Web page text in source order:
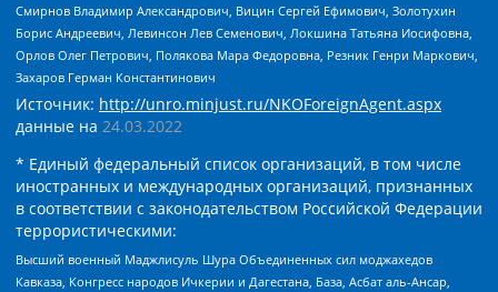
Смирнов Владимир Александрович, Вицин Сергей Ефимович, Золотухин
Борис Андреевич, Левинсон Лев Семенович, Локшина Татьяна Иосифовна,
Орлов Олег Петрович, Полякова Мара Федоровна, Резник Генри Маркович,
Захаров Герман Константинович
Источник: http://unro.minjust.ru/NKOForeignAgent.aspx
данные на 24.03.2022
* Единый федеральный список организаций, в том числе
иностранных и международных организаций, признанных
в соответствии с законодательством Российской Федерации
террористическими:
Высший военный Маджлисуль Шура Объединенных сил моджахедов
Кавказа, Конгресс народов Ичкерии и Дагестана, База, Асбат аль-Ансар,